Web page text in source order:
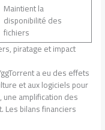
Maintient la
disponibilité des
fichiers
piratage et impact
a eu des effets
et aux logiciels pour
amplification des
Les bilans financiers